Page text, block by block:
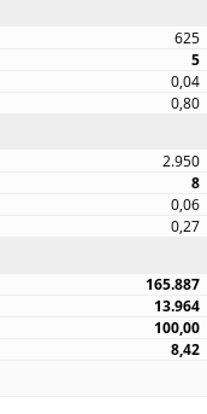
625
5
0,04
0,80
2.950
8
0,06
0,27
165.887
13.964
100,00
8,42